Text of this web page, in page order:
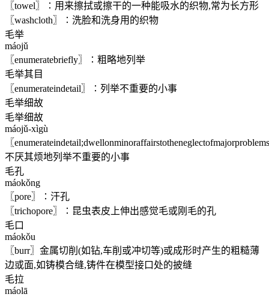
〖towel〗∶用来擦拭或擦干的一种能吸水的织物,常为长方形
〖washcloth〗∶洗脸和洗身用的织物
毛举
máojǔ
〖enumeratebriefly〗∶粗略地列举
毛举其目
〖enumerateindetail〗∶列举不重要的小事
毛举细故
毛举细故
máojǔ-xìgù
〖
不厌其烦地列举不重要的小事
毛孔
máokǒng
〖pore〗∶汗孔
〖trichopore〗∶昆虫表皮上伸出感觉毛或刚毛的孔
毛口
máokǒu
〖burr〗金属切削(如钻,车削或冲切等)或成形时产生的粗糙薄
边或面,如铸模合缝,铸件在模型接口处的披缝
毛拉
máolā